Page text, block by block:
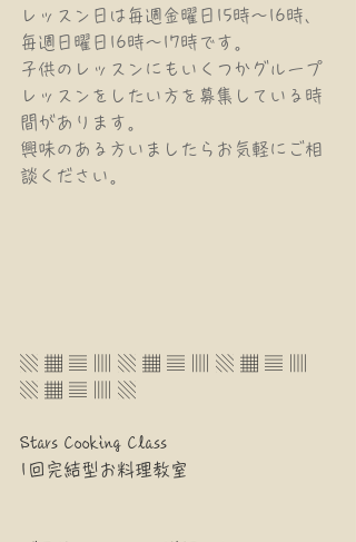
レッスン日は毎週金曜日15時〜16時、
毎週日曜日16時〜17時です。
子供のレッスンにもいくつかグループ
レッスンをしたい方を募集している時
間があります。
興味のある方いましたらお気軽にご相
談ください。
▧ ▦ ▤ ▥ ▧ ▦ ▤ ▥ ▧ ▦ ▤ ▥
▧ ▦ ▤ ▥ ▧
Stars Cooking Class
1回完結型お料理教室